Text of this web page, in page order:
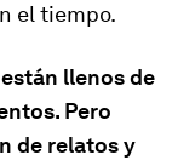
el tiempo.
llenos de
Pero
de relatos y